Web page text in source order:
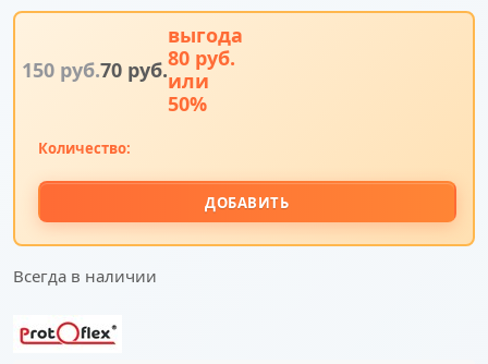
150 руб.70 руб.
выгода
80 руб.
или
50%
Количество:
ДОБАВИТЬ
Всегда в наличии